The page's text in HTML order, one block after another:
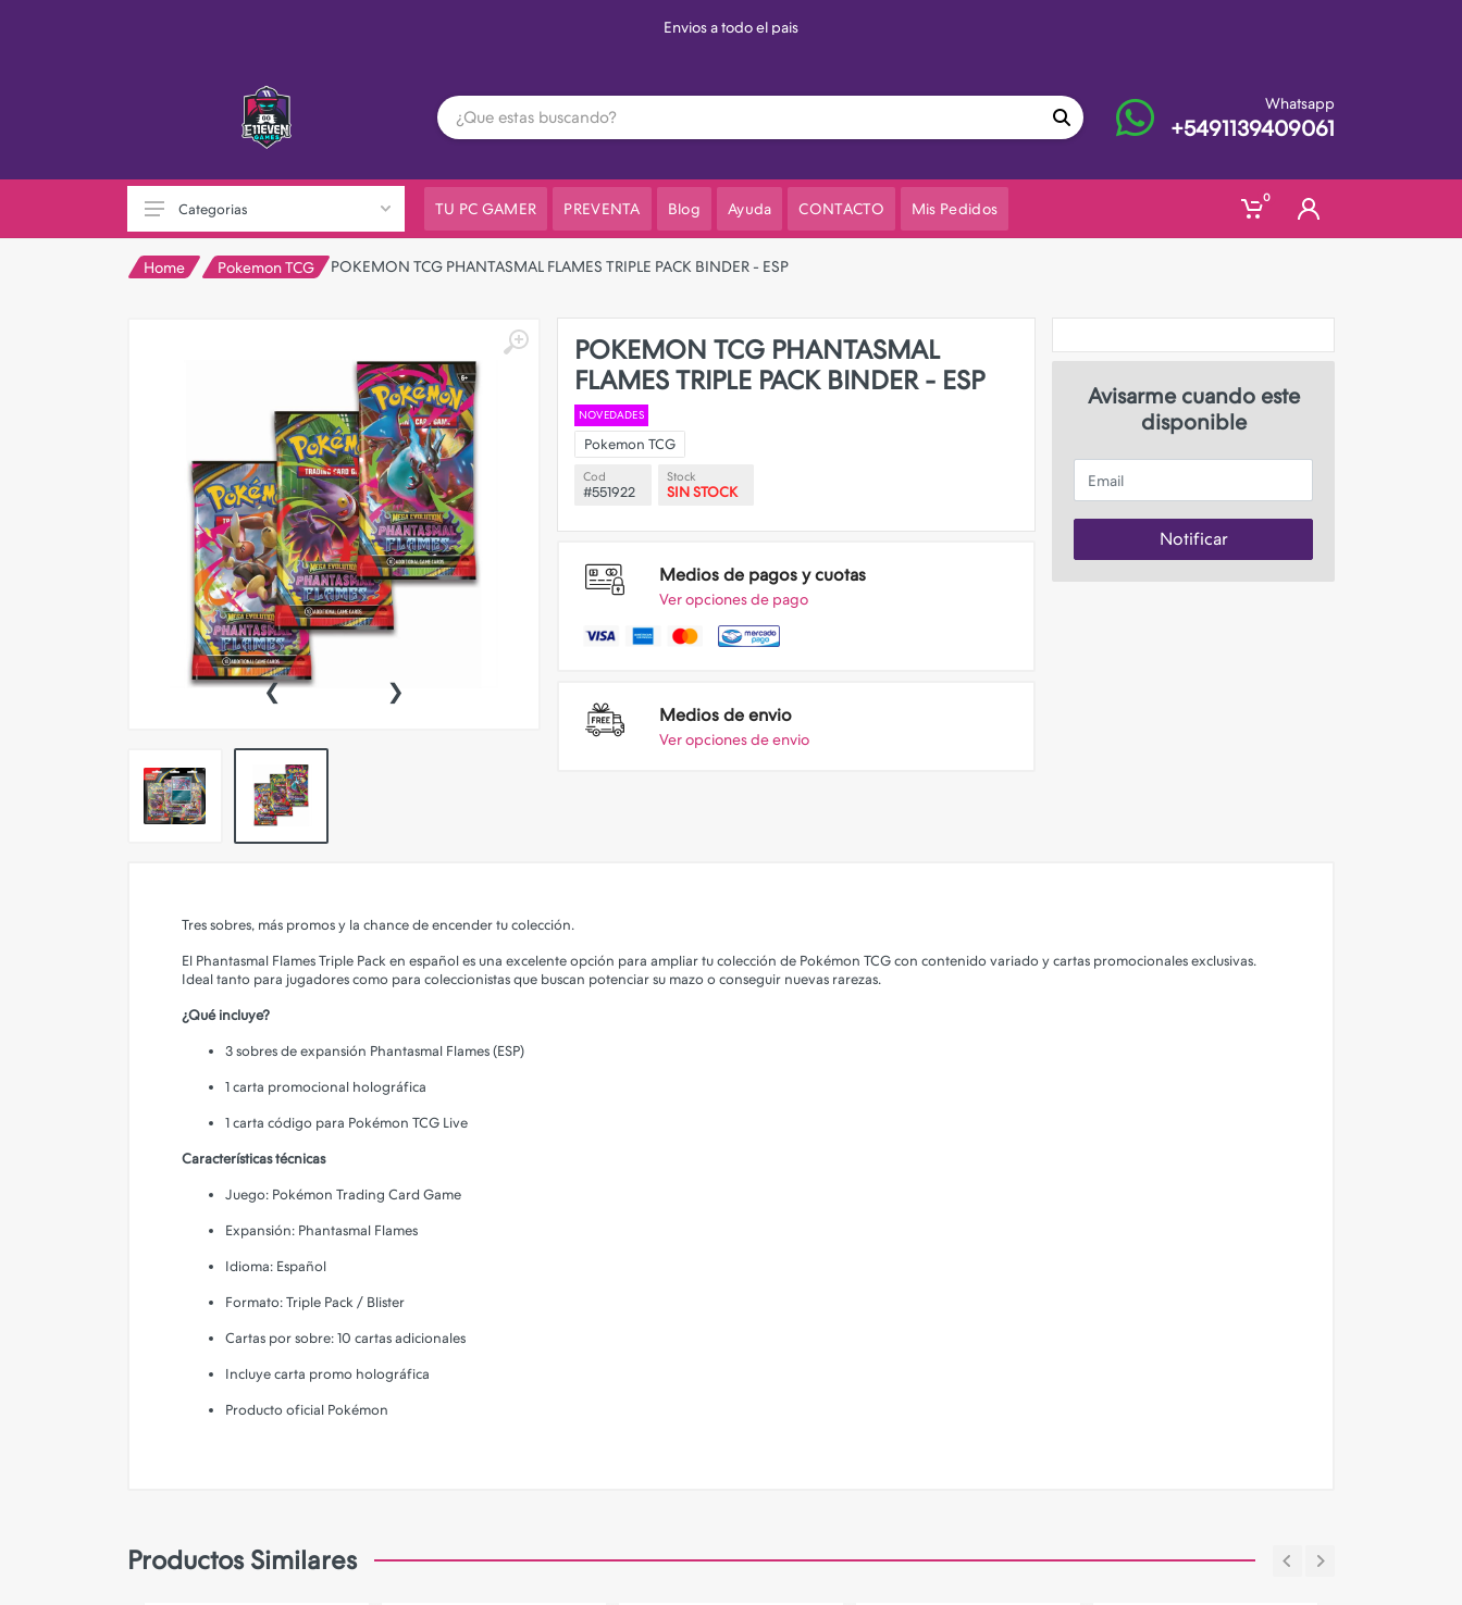
Envios a todo el pais
Whatsapp
+5491139409061
Otras consolas
Pokemon TCG
Preventas
SEMINUEVOS
Componentes PC
Gafas Gamer
Perifericos PC
2X1 DIGITALES PS4/PS5
Camara de Seguridad
Gadgets
Categorias TU PC GAMER PREVENTA Blog Ayuda CONTACTO Mis Pedidos
0
Home Pokemon TCG POKEMON TCG PHANTASMAL FLAMES TRIPLE PACK BINDER - ESP
‹ ›
POKEMON TCG PHANTASMAL
FLAMES TRIPLE PACK BINDER - ESP
NOVEDADES
Pokemon TCG
Cod
#551922
Stock
SIN STOCK
Medios de pagos y cuotas
Ver opciones de pago
Medios de envio
Ver opciones de envio
Avisarme cuando este
disponible
Email
Notificar
Tres sobres, más promos y la chance de encender tu colección.
El Phantasmal Flames Triple Pack en español es una excelente opción para ampliar tu colección de Pokémon TCG con contenido variado y cartas promocionales exclusivas.
Ideal tanto para jugadores como para coleccionistas que buscan potenciar su mazo o conseguir nuevas rarezas.
¿Qué incluye?
3 sobres de expansión Phantasmal Flames (ESP)
1 carta promocional holográfica
1 carta código para Pokémon TCG Live
Características técnicas
Juego: Pokémon Trading Card Game
Expansión: Phantasmal Flames
Idioma: Español
Formato: Triple Pack / Blister
Cartas por sobre: 10 cartas adicionales
Incluye carta promo holográfica
Producto oficial Pokémon
Productos Similares